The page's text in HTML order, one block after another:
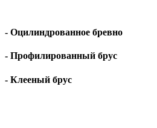
- Оцилиндрованное бревно
- Профилированный брус
- Клееный брус